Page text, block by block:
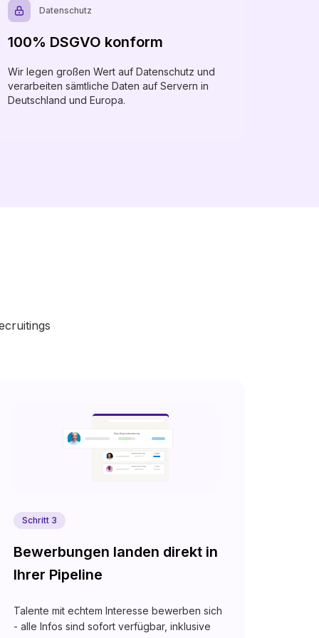
Datenschutz
100% DSGVO konform
Wir legen großen Wert auf Datenschutz und
verarbeiten sämtliche Daten auf Servern in
Deutschland und Europa.
Schritt 3
Bewerbungen landen direkt in
Ihrer Pipeline
Talente mit echtem Interesse bewerben sich
- alle Infos sind sofort verfügbar, inklusive